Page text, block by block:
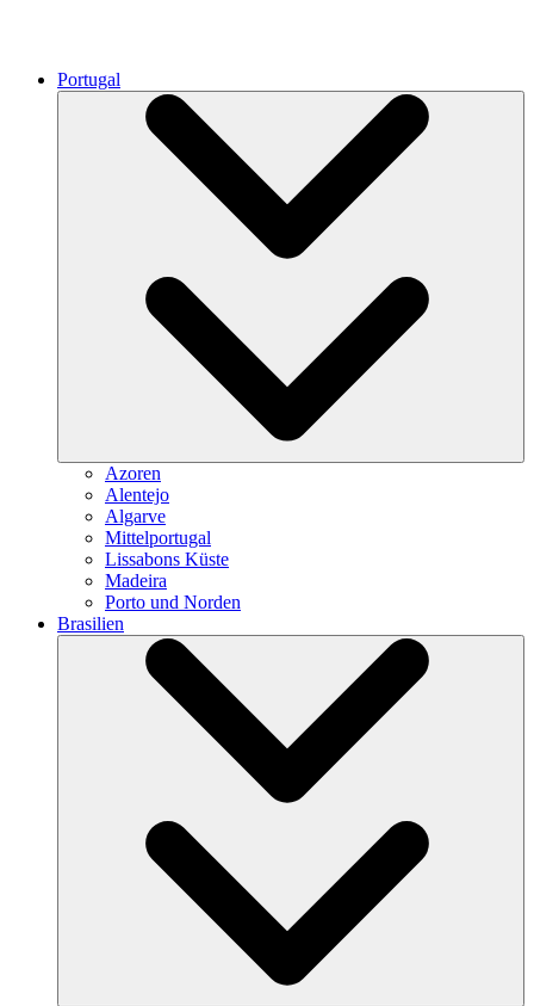
Portugal
Azoren
Alentejo
Algarve
Mittelportugal
Lissabons Küste
Madeira
Porto und Norden
Brasilien